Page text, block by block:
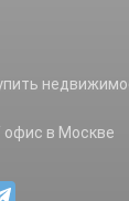
офис в Москве